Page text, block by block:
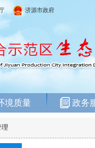
济源市政府
境质量 政务
理